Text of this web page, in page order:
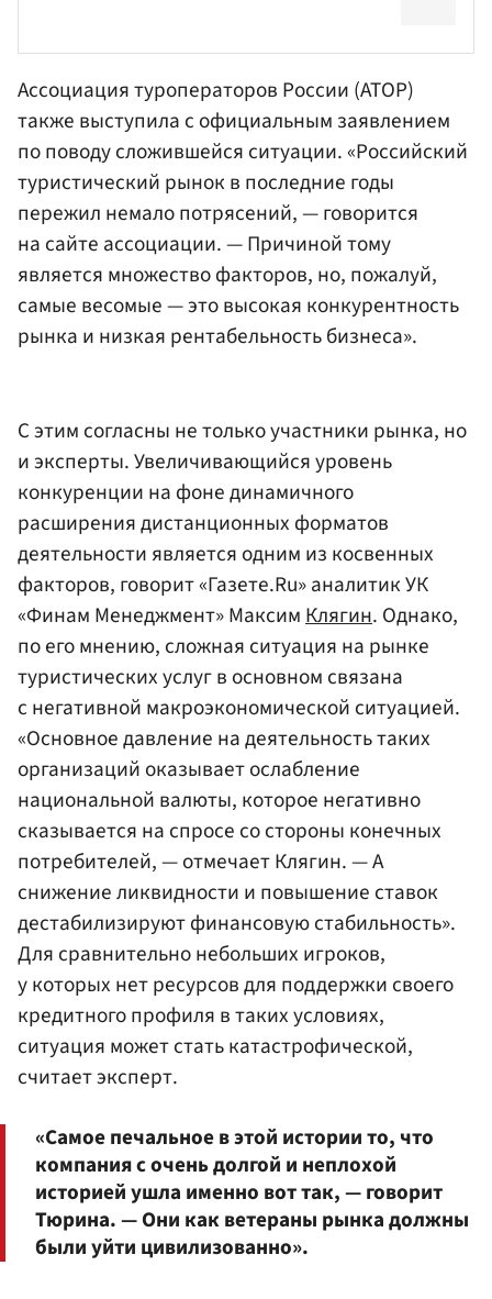
Ассоциация туроператоров России (АТОР)
также выступила с официальным заявлением
по поводу сложившейся ситуации. «Российский
туристический рынок в последние годы
пережил немало потрясений, — говорится
на сайте ассоциации. — Причиной тому
является множество факторов, но, пожалуй,
самые весомые — это высокая конкурентность
рынка и низкая рентабельность бизнеса».
С этим согласны не только участники рынка, но
и эксперты. Увеличивающийся уровень
конкуренции на фоне динамичного
расширения дистанционных форматов
деятельности является одним из косвенных
факторов, говорит «Газете.Ru» аналитик УК
«Финам Менеджмент» МаксимКлягин. Однако,
по его мнению, сложная ситуация на рынке
туристических услуг в основном связана
с негативной макроэкономической ситуацией.
«Основное давление на деятельность таких
организаций оказывает ослабление
национальной валюты, которое негативно
сказывается на спросе со стороны конечных
потребителей, — отмечает Клягин. — А
снижение ликвидности и повышение ставок
дестабилизируют финансовую стабильность».
Для сравнительно небольших игроков,
у которых нет ресурсов для поддержки своего
кредитного профиля в таких условиях,
ситуация может стать катастрофической,
считает эксперт.
«Самое печальное в этой истории то, что
компания с очень долгой и неплохой
историей ушла именно вот так, — говорит
Тюрина. — Они как ветераны рынка должны
были уйти цивилизованно».